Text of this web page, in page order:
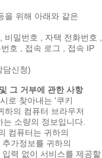
을 위해 아래와 같은
비밀번호 , 자택 전화번호 ,
호 , 접속 로그 , 접속 IP
담신청)
그 거부에 관한 사항
로 찾아내는 '쿠키
하의 컴퓨터 브라우저
소량의 정보입니다.
컴퓨터는 귀하의
가정보를 귀하의
력 없이 서비스를 제공할